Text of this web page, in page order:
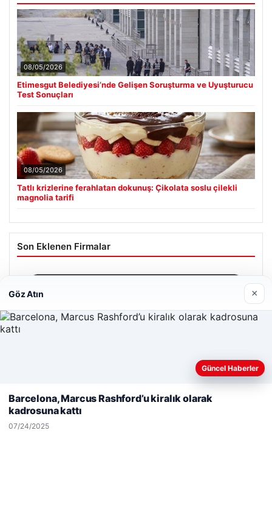
08/05/2026
Etimesgut Belediyesi’nde Gelişen Soruşturma ve Uyuşturucu
Test Sonuçları
08/05/2026
Tatlı krizlerine ferahlatan dokunuş: Çikolata soslu çilekli
magnolia tarifi
Son Eklenen Firmalar
Web sitemizi nasıl kullandığınızı daha iyi anlayabilmek,
kullanıyoruz.Çerez Politikamız
Göz Atın ×
Güncel Haberler
Barcelona, Marcus Rashford’u kiralık olarak
kadrosuna kattı
07/24/2025